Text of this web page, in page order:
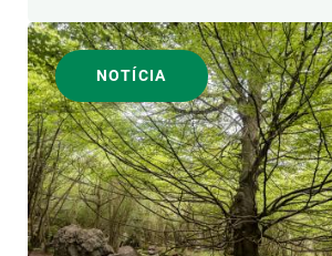
NOTÍCIA